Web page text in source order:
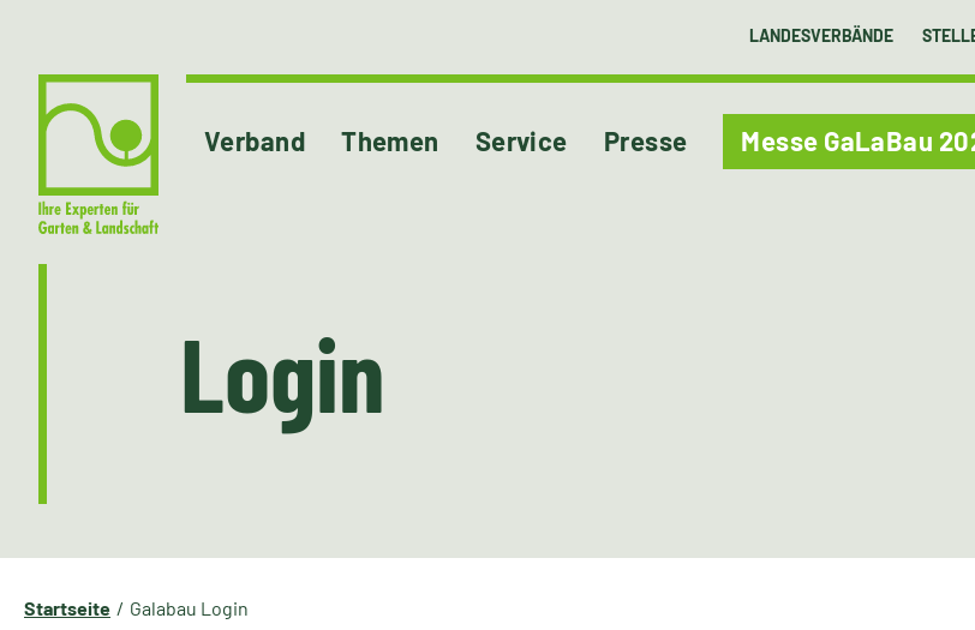
LANDESVERBÄNDE
Verband Themen Service Presse Messe GaLaBau
Login
Startseite Galabau Login